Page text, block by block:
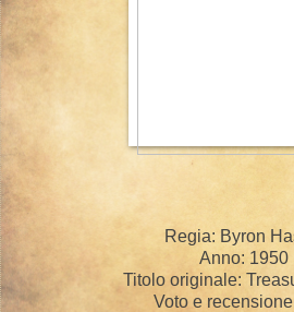
Regia: Byron
Anno: 1950
Titolo originale:
Voto e